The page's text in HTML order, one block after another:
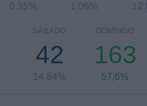
0,35% 1,06%
SÁBADO
42
14,84%
DOMINGO
163
57,6%